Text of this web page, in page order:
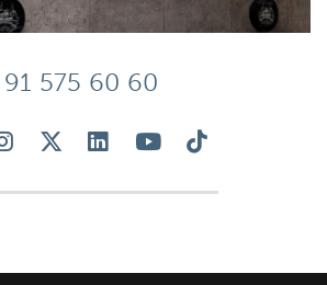
91 575 60 60